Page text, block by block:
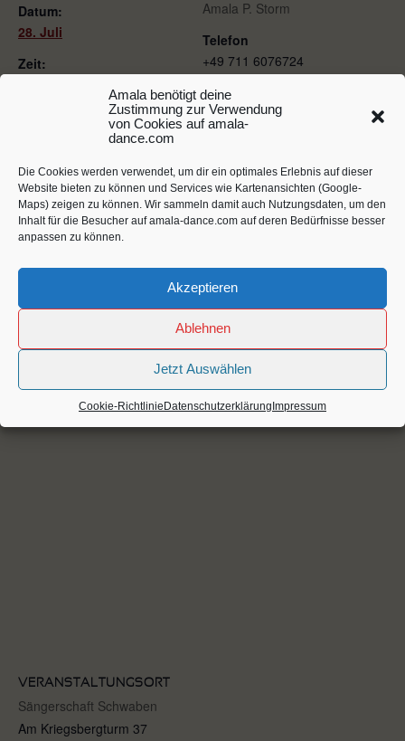
Amala benötigt deine
Zustimmung zur Verwendung
von Cookies auf amala-
dance.com
Die Cookies werden verwendet, um dir ein optimales Erlebnis auf dieser
Website bieten zu können und Services wie Kartenansichten (Google-
Maps) zeigen zu können. Wir sammeln damit auch Nutzungsdaten, um den
Inhalt für die Besucher auf amala-dance.com auf deren Bedürfnisse besser
anpassen zu können.
Akzeptieren
Ablehnen
Jetzt Auswählen
Cookie-RichtlinieDatenschutzerklärungImpressum
Datum:
28. Juli
Zeit:
Wave after Wave / offene
Veranstaltungskategorien
:
5Rhythmen®,Classes,
Einsteiger-Kurse,Wave after
Amala P. Storm
Telefon
+49 711 6076724
E-Mail
amala@5rhythmen-
stuttgart.de
anzeigen
Voraussetzungen:
bequeme Kleidung, Getränk
VERANSTALTUNGSORT
Sängerschaft Schwaben
Am Kriegsbergturm 37